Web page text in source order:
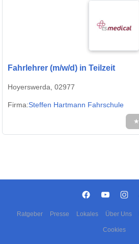
Fahrlehrer (m/w/d) in Teilzeit
Hoyerswerda, 02977
Firma:Steffen Hartmann Fahrschule
★
Ratgeber Presse Lokales Über Uns
Cookies